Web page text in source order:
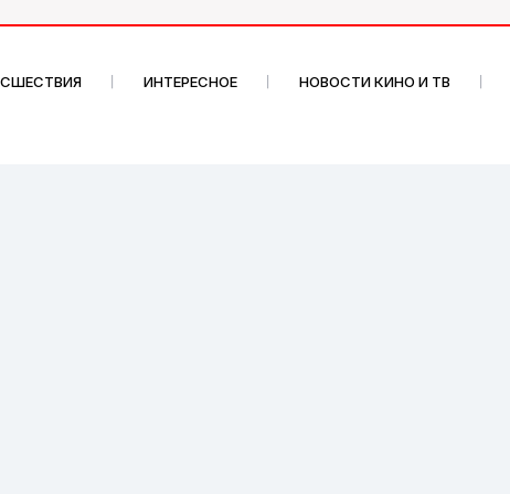
ИНТЕРЕСНОЕ НОВОСТИ КИНО И ТВ